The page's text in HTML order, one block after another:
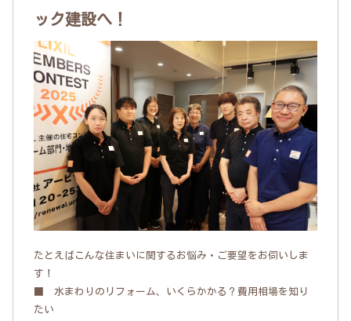
ック建設へ！
たとえばこんな住まいに関するお悩み・ご要望をお伺いしま
す！
■ 水まわりのリフォーム、いくらかかる？費用相場を知り
たい